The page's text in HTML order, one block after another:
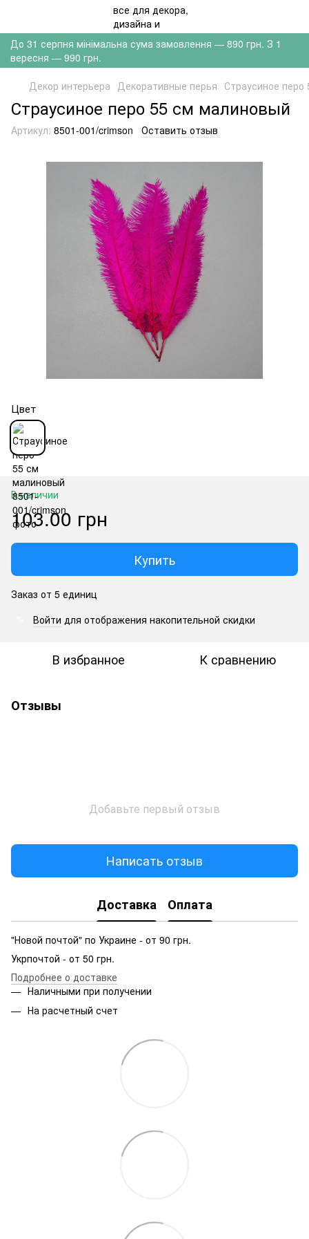
До 31 серпня мінімальна сума замовлення — 890 грн. З 1
вересня — 990 грн.
Декор интерьера Декоративные перья Страусиное
Страусиное перо 55 см малиновый
Артикул: 8501-001/crimson Оставить отзыв
Цвет
В наличии
103.00 грн
Купить
Заказ от 5 единиц
Войти для отображения накопительной скидки
В избранное К сравнению
Отзывы
Добавьте первый отзыв
Написать отзыв
Доставка Оплата
"Новой почтой" по Украине - от 90 грн.
Укрпочтой - от 50 грн.
Подробнее о доставке
Наличными при получении
На расчетный счет